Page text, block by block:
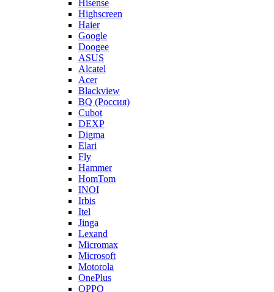
Hisense
Highscreen
Haier
Google
Doogee
ASUS
Alcatel
Acer
Blackview
BQ (Россия)
Cubot
DEXP
Digma
Elari
Fly
Hammer
HomTom
INOI
Irbis
Itel
Jinga
Lexand
Micromax
Microsoft
Motorola
OnePlus
OPPO